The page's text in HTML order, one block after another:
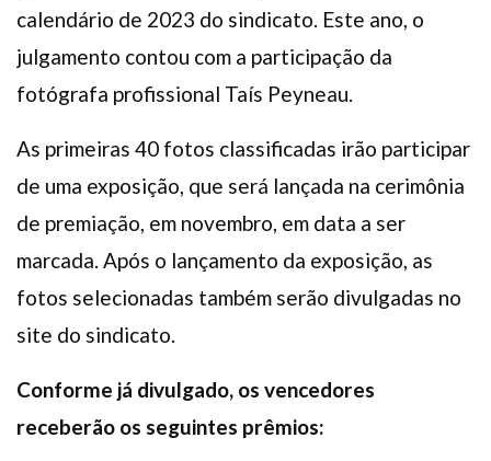
calendário de 2023 do sindicato. Este ano, o
julgamento contou com a participação da
fotógrafa profissional Taís Peyneau.
As primeiras 40 fotos classificadas irão participar
de uma exposição, que será lançada na cerimônia
de premiação, em novembro, em data a ser
marcada. Após o lançamento da exposição, as
fotos selecionadas também serão divulgadas no
site do sindicato.
Conforme já divulgado, os vencedores
receberão os seguintes prêmios: